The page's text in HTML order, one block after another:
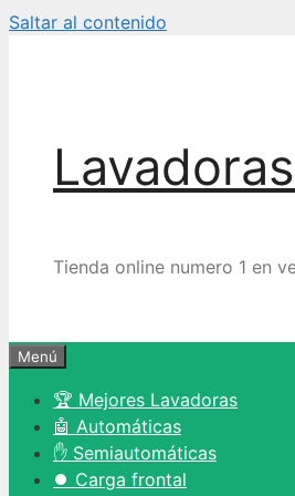
Saltar al contenido
Lavadoras
Tienda online numero 1 en
Menú
🏆 Mejores Lavadoras
🤖 Automáticas
✋ Semiautomáticas
⏺️ Carga frontal